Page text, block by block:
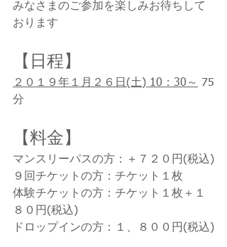
みなさまのご参加を楽しみお待ちして
おります
【日程】
２０１９年１月２６日(土) 10：30～ 75
分
【料金】
マンスリーパスの方：＋７２０円(税込)
９回チケットの方：チケット１枚
体験チケットの方：チケット１枚＋１
８０円(税込)
ドロップインの方：１、８００円(税込)